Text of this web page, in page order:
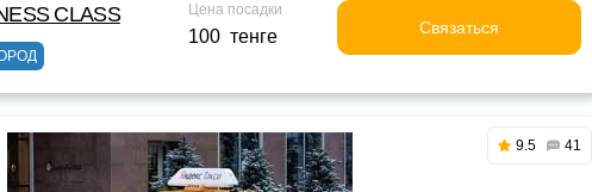
CLASS Цена посадки
100 тенге Связаться
9.5 41